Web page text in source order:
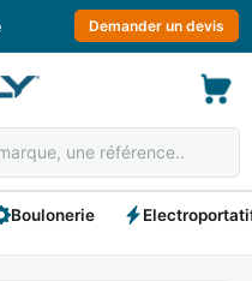
Demander un devis
Boulonerie